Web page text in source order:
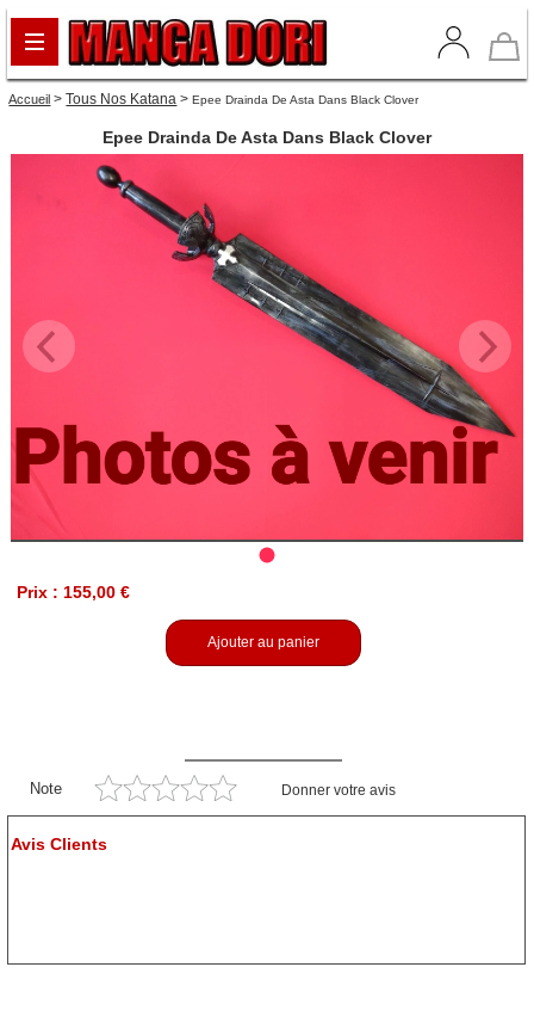
Accueil >Tous Nos Katana >Epee Drainda De Asta Dans Black Clover
Epee Drainda De Asta Dans Black Clover
Prix : 155,00 €
Ajouter au panier
Note Donner votre avis
Avis Clients